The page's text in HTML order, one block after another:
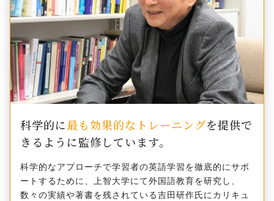
科学的に最も効果的なトレーニングを提供で
きるように監修しています。
科学的なアプローチで学習者の英語学習を徹底的にサポ
ートするために、上智大学にて外国語教育を研究し、
数々の実績や著書を残されている吉田研作氏にカリキュ